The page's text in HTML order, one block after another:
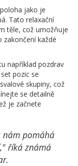
jako je
Tato relaxační
těle, což umožňuje
zakončení každé
například pozdrav
pozic se
skupiny, což
se detailně
je začnete
nám pomáhá
říká známá